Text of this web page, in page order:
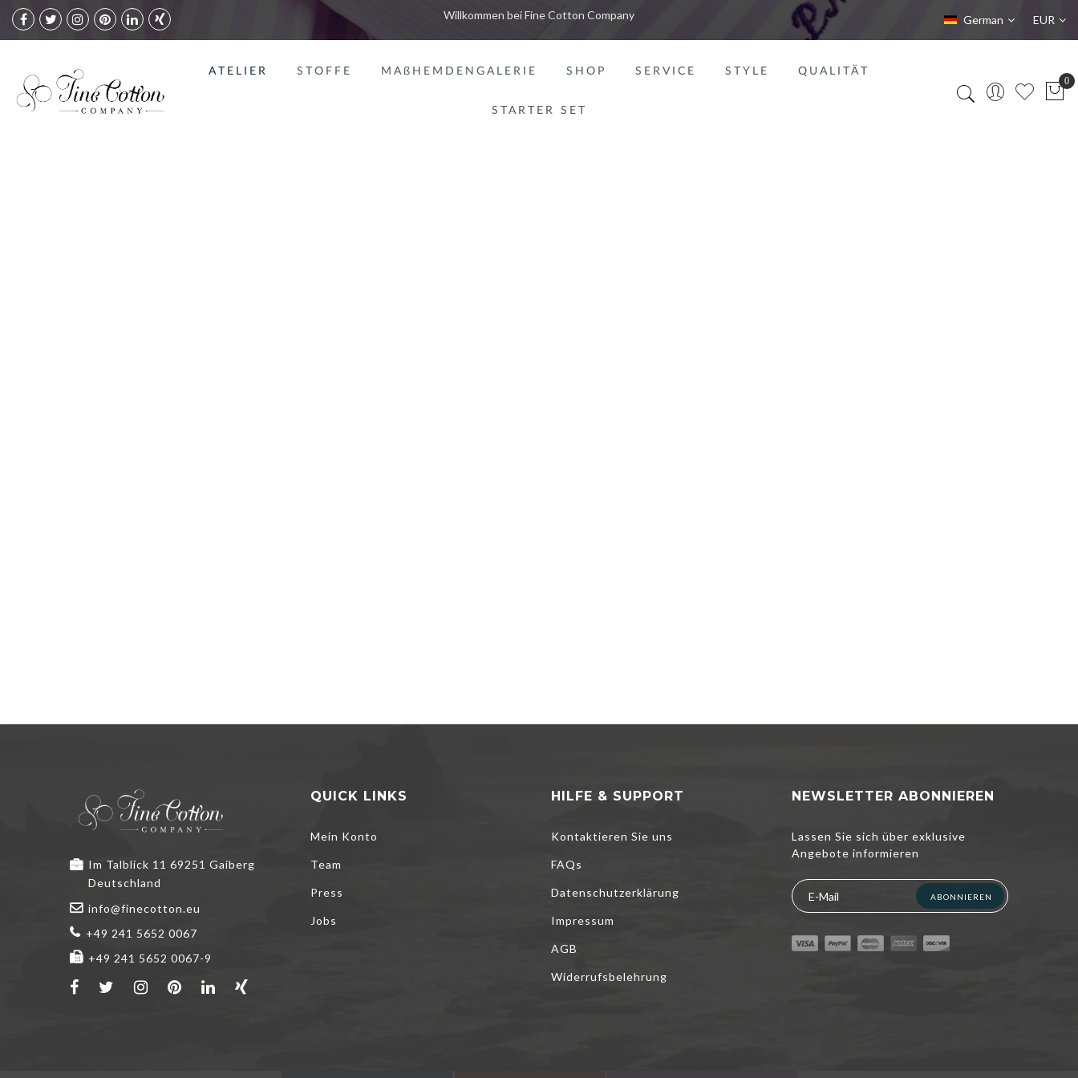
Willkommen bei Fine Cotton Company
German
EUR
ATELIER STOFFE MAßHEMDENGALERIE SHOP SERVICE STYLE QUALITÄT
STARTER SET
Im Talblick 11 69251 Gaiberg
Deutschland
info@finecotton.eu
+49 241 5652 0067
+49 241 5652 0067-9
QUICK LINKS
Mein Konto
Team
Press
Jobs
HILFE & SUPPORT
Kontaktieren Sie uns
FAQs
Datenschutzerklärung
Impressum
AGB
Widerrufsbelehrung
NEWSLETTER ABONNIEREN
Lassen Sie sich über exklusive
Angebote informieren
ABONNIEREN